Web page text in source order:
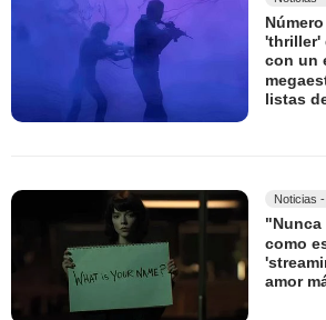
'thriller'
con un
listas
Noticias
"Nunca
como
amor